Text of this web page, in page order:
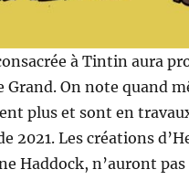
à Tintin aura
Grand. On note quand
plus et sont en
2021. Les créations
Haddock, n’auront